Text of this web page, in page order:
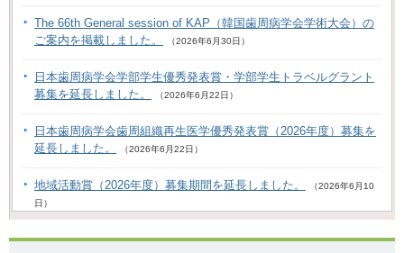
The 66th General session of KAP（韓国歯周病学会学術大会）の
ご案内を掲載しました。
（2026年6月30日）
日本歯周病学会学部学生優秀発表賞・学部学生トラベルグラント
募集を延長しました。
（2026年6月22日）
日本歯周病学会歯周組織再生医学優秀発表賞（2026年度）募集を
延長しました。
（2026年6月22日）
地域活動賞（2026年度）募集期間を延長しました。
（2026年6月10
日）
会務報告を更新しました。 （2026年6月1日）